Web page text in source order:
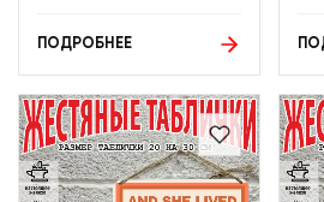
ПОДРОБНЕЕ